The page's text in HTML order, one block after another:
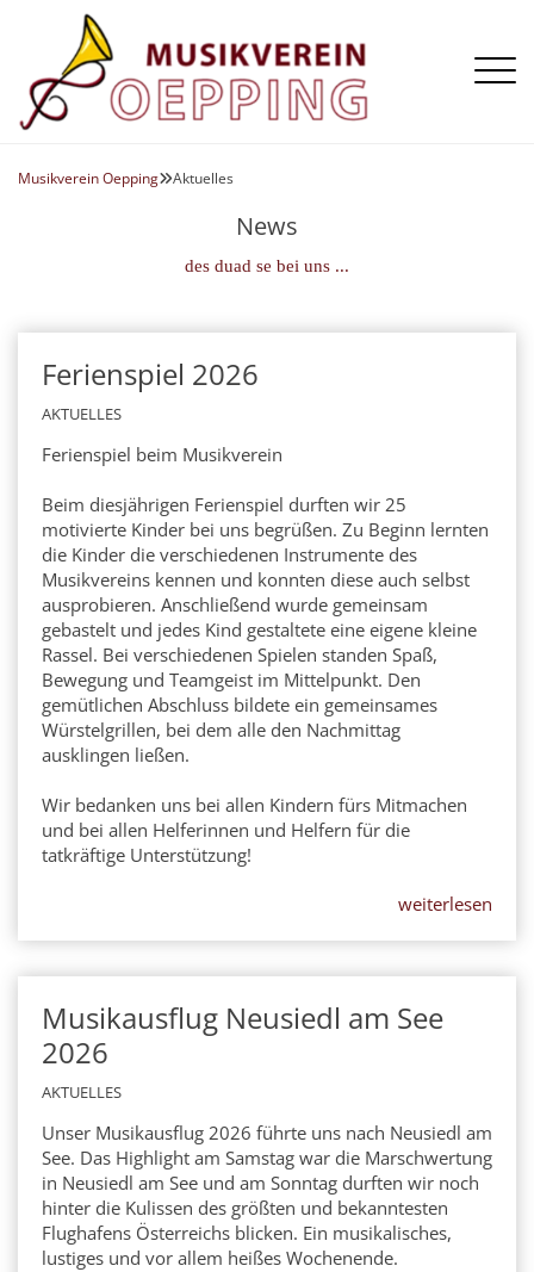
Die Kapelle
Klarinette
Posaune
Querflöte
Schlagzeug
Tenorhorn
Trompete
Tuba
Marketenderinnen
Kapellmeister
Stabführer
Obmann
Termine
Musikverein OeppingAktuelles
News
des duad se bei uns ...
24
JUL
Ferienspiel 2026
AKTUELLES
Ferienspiel beim Musikverein
Beim diesjährigen Ferienspiel durften wir 25
motivierte Kinder bei uns begrüßen. Zu Beginn lernten
die Kinder die verschiedenen Instrumente des
Musikvereins kennen und konnten diese auch selbst
ausprobieren. Anschließend wurde gemeinsam
gebastelt und jedes Kind gestaltete eine eigene kleine
Rassel. Bei verschiedenen Spielen standen Spaß,
Bewegung und Teamgeist im Mittelpunkt. Den
gemütlichen Abschluss bildete ein gemeinsames
Würstelgrillen, bei dem alle den Nachmittag
ausklingen ließen.
Wir bedanken uns bei allen Kindern fürs Mitmachen
und bei allen Helferinnen und Helfern für die
tatkräftige Unterstützung!
weiterlesen
27
JUN
Musikausflug Neusiedl am See
2026
AKTUELLES
Unser Musikausflug 2026 führte uns nach Neusiedl am
See. Das Highlight am Samstag war die Marschwertung
in Neusiedl am See und am Sonntag durften wir noch
hinter die Kulissen des größten und bekanntesten
Flughafens Österreichs blicken. Ein musikalisches,
lustiges und vor allem heißes Wochenende.